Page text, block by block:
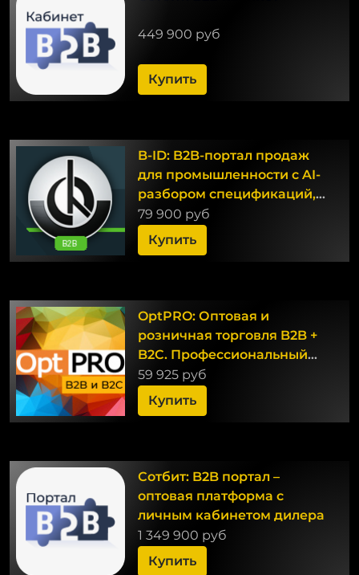
449 900 руб
Купить
B-ID: B2B-портал продаж
для промышленности с AI-
разбором спецификаций,
заявками и КП
79 900 руб
Купить
OptPRO: Оптовая и
розничная торговля B2B +
B2C. Профессиональный
интернет магазин
59 925 руб
Купить
Сотбит: B2B портал –
оптовая платформа с
личным кабинетом дилера
1 349 900 руб
Купить